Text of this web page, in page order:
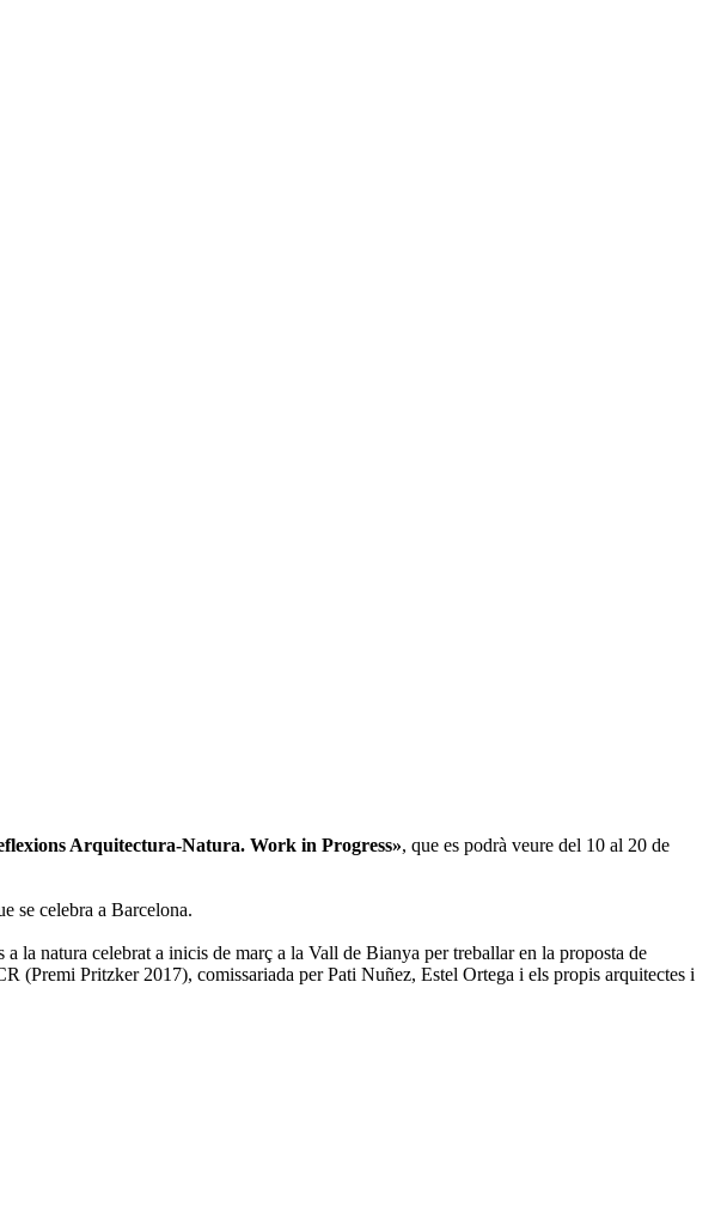
Arquitectura-Natura. Work in Progress», que es podrà veure del 10 al 20 de
se celebra a Barcelona.
la natura celebrat a inicis de març a la Vall de Bianya per treballar en la proposta de
(Premi Pritzker 2017), comissariada per Pati Nuñez, Estel Ortega i els propis arquitectes i